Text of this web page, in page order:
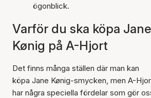
ögonblick.
Varför du ska köpa Jane
Kønig på A-Hjort
Det finns många ställen där man kan
köpa Jane Kønig-smycken, men A-
har några speciella fördelar som gör